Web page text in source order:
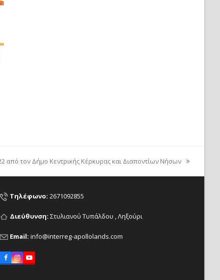
από τον Δήμο Κεντρικής Κέρκυρας και Διαποντίων Νήσων
Τηλέφωνο: 2671092855
Διεύθυνση:Στυλιανού Τυπάλδου , Ληξούρι
Email: info@interreg-apollolands.com
Facebook
Instagram
YouTube